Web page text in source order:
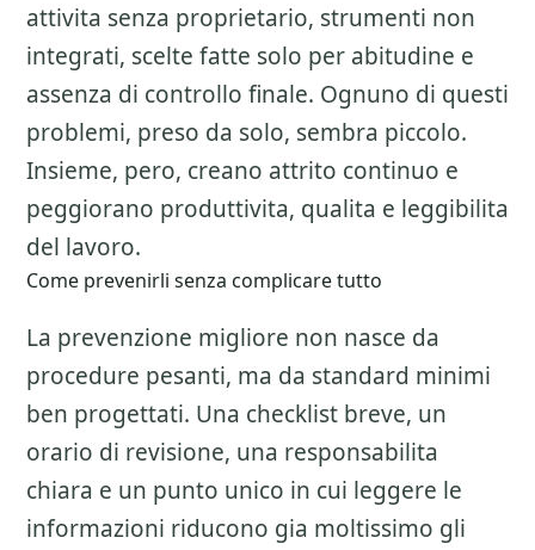
attivita senza proprietario, strumenti non
integrati, scelte fatte solo per abitudine e
assenza di controllo finale. Ognuno di questi
problemi, preso da solo, sembra piccolo.
Insieme, pero, creano attrito continuo e
peggiorano produttivita, qualita e leggibilita
del lavoro.
Come prevenirli senza complicare tutto
La prevenzione migliore non nasce da
procedure pesanti, ma da standard minimi
ben progettati. Una checklist breve, un
orario di revisione, una responsabilita
chiara e un punto unico in cui leggere le
informazioni riducono gia moltissimo gli